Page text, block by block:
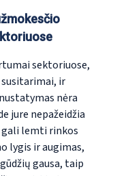
sektoriuose,
ir
nėra
jure nepažeidžia
gali lemti rinkos
lygis ir augimas,
gausa, taip